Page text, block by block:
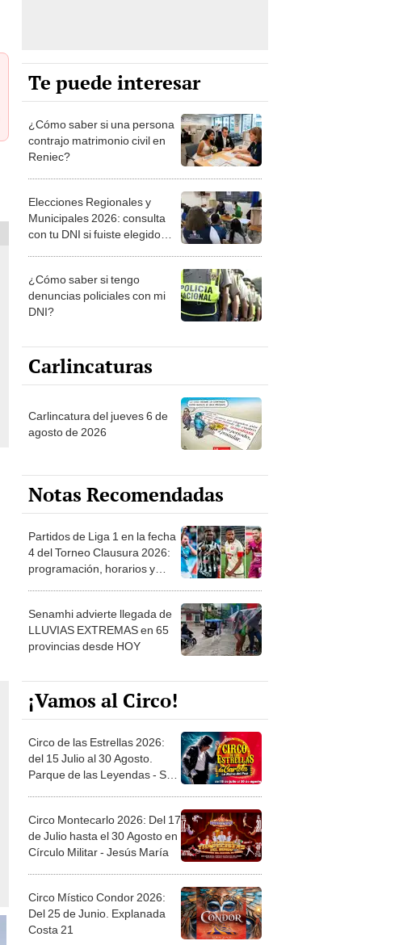
Te puede interesar
¿Cómo saber si una persona
contrajo matrimonio civil en
Reniec?
Elecciones Regionales y
Municipales 2026: consulta
con tu DNI si fuiste elegido
la ONPE
¿Cómo saber si tengo
denuncias policiales con mi
DNI?
Carlincaturas
Carlincatura del jueves 6 de
agosto de 2026
Notas Recomendadas
Partidos de Liga 1 en la fecha
4 del Torneo Clausura 2026:
programación, horarios y
Senamhi advierte llegada de
LLUVIAS EXTREMAS en 65
provincias desde HOY
¡Vamos al Circo!
Circo de las Estrellas 2026:
del 15 Julio al 30 Agosto.
Parque de las Leyendas - San
Circo Montecarlo 2026: Del 17
de Julio hasta el 30 Agosto en
Círculo Militar - Jesús María
Circo Místico Condor 2026:
Del 25 de Junio. Explanada
Costa 21